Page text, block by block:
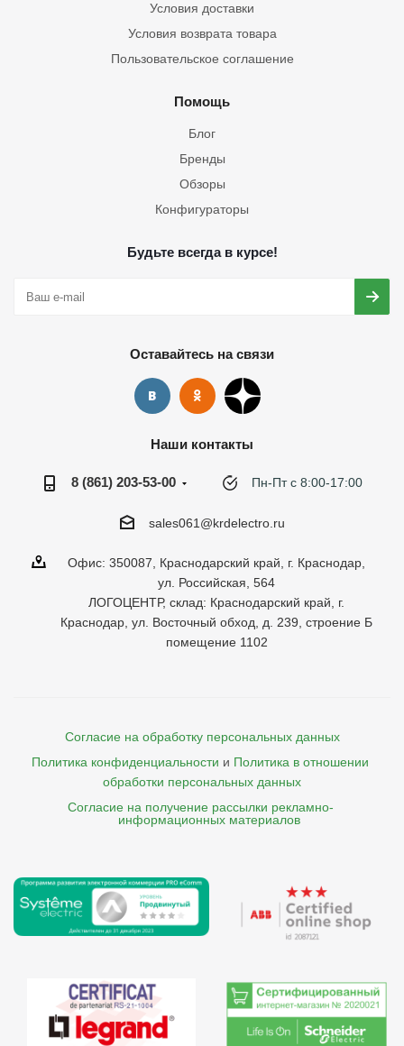
Условия доставки
Условия возврата товара
Пользовательское соглашение
Помощь
Блог
Бренды
Обзоры
Конфигураторы
Будьте всегда в курсе!
Оставайтесь на связи
Наши контакты
8 (861) 203-53-00 Пн-Пт с 8:00-17:00
sales061@krdelectro.ru
Офис: 350087, Краснодарский край, г. Краснодар,
ул. Российская, 564
ЛОГОЦЕНТР, склад: Краснодарский край, г.
Краснодар, ул. Восточный обход, д. 239, строение Б
помещение 1102
Согласие на обработку персональных данных
Политика конфиденциальности и Политика в отношении
обработки персональных данных
Согласие на получение рассылки рекламно-
    информационных материалов